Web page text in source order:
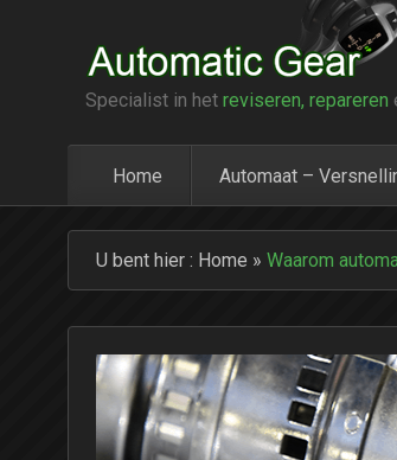
Specialist in het reviseren, repareren
Home Automaat –
U bent hier : Home » Waarom